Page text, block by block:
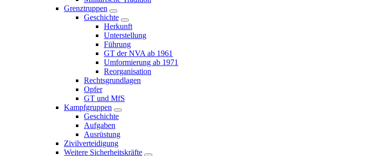
Grenztruppen
Geschichte
Herkunft
Unterstellung
Führung
GT der NVA ab 1961
Umformierung ab 1971
Reorganisation
Rechtsgrundlagen
Opfer
GT und MfS
Kampfgruppen
Geschichte
Aufgaben
Ausrüstung
Zivilverteidigung
Weitere Sicherheitskräfte